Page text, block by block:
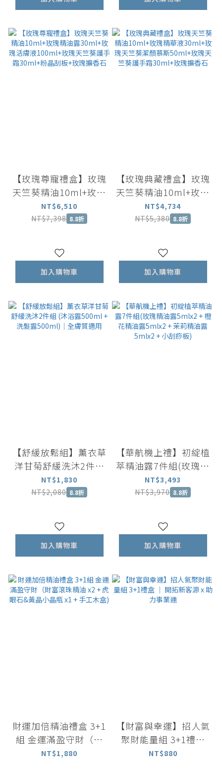
【玫瑰尊寵禮盒】玫瑰
天竺葵精油10ml+玫瑰
精油露30ml+玫瑰活膚
液100ml+玫瑰天竺葵
+玫瑰擴香石
NT$6,510
NT$7,398 8.8折
加入購物車
【玫瑰典藏禮盒】玫瑰
天竺葵精油10ml+玫瑰
精華液30ml+玫瑰天竺
葵潔顏慕斯50ml+玫瑰
瑰擴香石
NT$4,734
NT$5,380 8.8折
加入購物車
【舒緩放鬆組】薰衣草
洋甘菊舒緩洗沐2件組
(沐浴露500ml + 洗髮
露500ml)｜全膚質適
NT$1,830
NT$2,080 8.8折
加入購物車
【華航機上禮】初綻植
萃精油露7件組(玫瑰精
油露5mlx2 + 橙花精油
露5mlx2 + 茉莉精油露
NT$3,493
NT$3,970 8.8折
加入購物車
財運加倍精油禮盒 3+1
組 金運滿盈守財（財
富滾珠精油 x2 + 虎眼
NT$1,880
【財富與幸運】招人氣
聚財能量組 3+1禮盒
｜ 開拓新客源 x 助力
NT$880